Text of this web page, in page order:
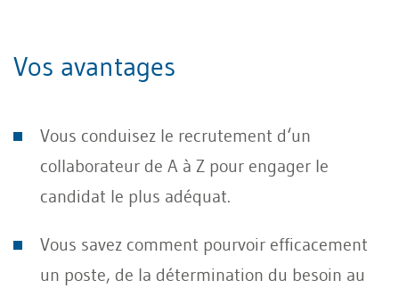
Vos avantages
Vous conduisez le recrutement d‘un
collaborateur de A à Z pour engager le
candidat le plus adéquat.
Vous savez comment pourvoir efficacement
un poste, de la détermination du besoin au